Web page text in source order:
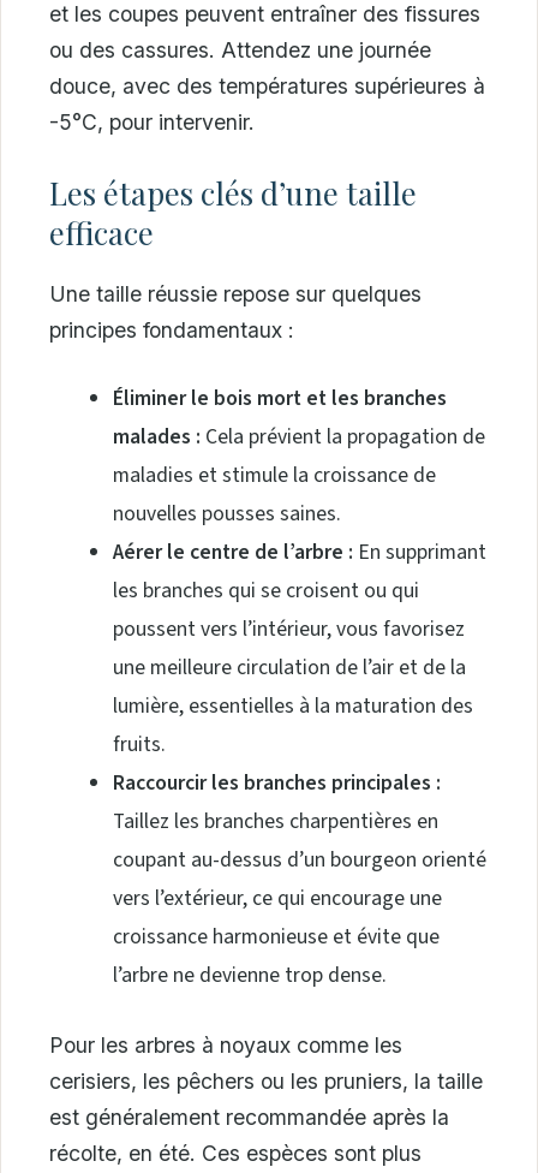
et les coupes peuvent entraîner des fissures
ou des cassures. Attendez une journée
douce, avec des températures supérieures à
-5°C, pour intervenir.
Les étapes clés d’une taille
efficace
Une taille réussie repose sur quelques
principes fondamentaux :
Éliminer le bois mort et les branches
malades : Cela prévient la propagation de
maladies et stimule la croissance de
nouvelles pousses saines.
Aérer le centre de l’arbre : En supprimant
les branches qui se croisent ou qui
poussent vers l’intérieur, vous favorisez
une meilleure circulation de l’air et de la
lumière, essentielles à la maturation des
fruits.
Raccourcir les branches principales :
Taillez les branches charpentières en
coupant au-dessus d’un bourgeon orienté
vers l’extérieur, ce qui encourage une
croissance harmonieuse et évite que
l’arbre ne devienne trop dense.
Pour les arbres à noyaux comme les
cerisiers, les pêchers ou les pruniers, la taille
est généralement recommandée après la
récolte, en été. Ces espèces sont plus